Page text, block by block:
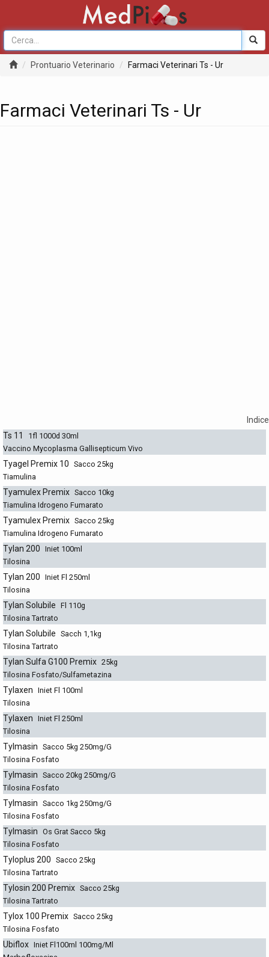
Prontuario Veterinario Farmaci Veterinari Ts - Ur
Farmaci Veterinari Ts - Ur
Indice
Ts 11
1fl 1000d 30ml
Vaccino Mycoplasma Gallisepticum Vivo
Tyagel Premix 10 Sacco 25kg
Tiamulina
Tyamulex Premix Sacco 10kg
Tiamulina Idrogeno Fumarato
Tyamulex Premix Sacco 25kg
Tiamulina Idrogeno Fumarato
Tylan 200 Iniet 100ml
Tilosina
Tylan 200 Iniet Fl 250ml
Tilosina
Tylan Solubile Fl 110g
Tilosina Tartrato
Tylan Solubile Sacch 1,1kg
Tilosina Tartrato
Tylan Sulfa G100 Premix 25kg
Tilosina Fosfato/Sulfametazina
Tylaxen Iniet Fl 100ml
Tilosina
Tylaxen Iniet Fl 250ml
Tilosina
Tylmasin Sacco 5kg 250mg/G
Tilosina Fosfato
Tylmasin Sacco 20kg 250mg/G
Tilosina Fosfato
Tylmasin Sacco 1kg 250mg/G
Tilosina Fosfato
Tylmasin Os Grat Sacco 5kg
Tilosina Fosfato
Tyloplus 200 Sacco 25kg
Tilosina Tartrato
Tylosin 200 Premix Sacco 25kg
Tilosina Tartrato
Tylox 100 Premix Sacco 25kg
Tilosina Fosfato
Ubiflox Iniet Fl100ml 100mg/Ml